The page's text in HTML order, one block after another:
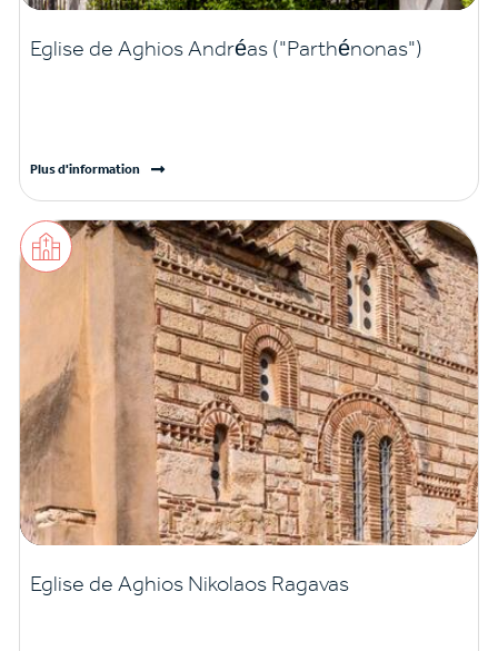
Eglise de Aghios Andréas ("Parthénonas")
Plus d'information
Eglise de Aghios Nikolaos Ragavas